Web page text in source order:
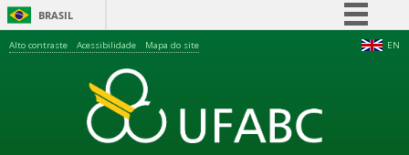
BRASIL
Acesso à informação
EN
Alto contraste Acessibilidade Mapa do site